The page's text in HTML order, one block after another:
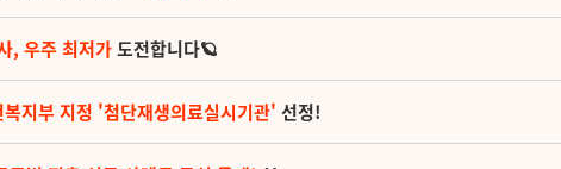
, 우주 최저가도전합니다🪐
복지부 지정 '첨단재생의료실시기관' 선정!